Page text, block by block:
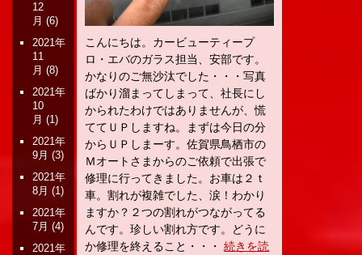
こんにちは。カービューティープ
ロ・エバのガラス担当、安部です。
かなりのご無沙汰でした・・・写真
ばかり溜まってしまって、社長にし
かられたわけではありませんが、慌
ててＵＰしますね。まずは今日の分
からＵＰしまーす。佐賀県鳥栖市の
Ｍオートさまからのご依頼で出張で
修理に行ってきました。お車は２ｔ
車。割れが複雑でした、涙！わかり
ますか？２つの割れがつながってる
んです。珍しい割れ方です。どうに
か修理を終えること・・・続きを読
12
月 (6)
2021年
11
月 (8)
2021年
10
月 (1)
2021年
9月 (3)
2021年
8月 (1)
2021年
7月 (4)
2021年